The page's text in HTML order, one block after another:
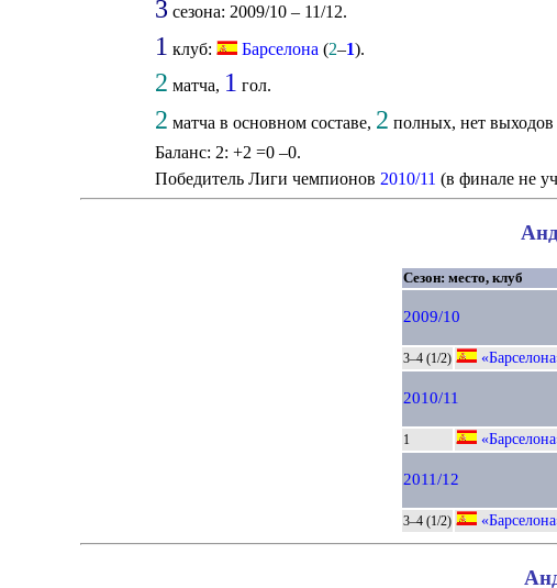
3 сезона: 2009/10 – 11/12.
1 клуб: Барселона (2–1).
2 матча, 1 гол.
2 матча в основном составе, 2 полных, нет выходов
Баланс: 2: +2 =0 –0.
Победитель Лиги чемпионов 2010/11 (в финале не
Сезон: место, клуб
2009/10
3–4 (1/2)
2010/11
1
2011/12
3–4 (1/2)